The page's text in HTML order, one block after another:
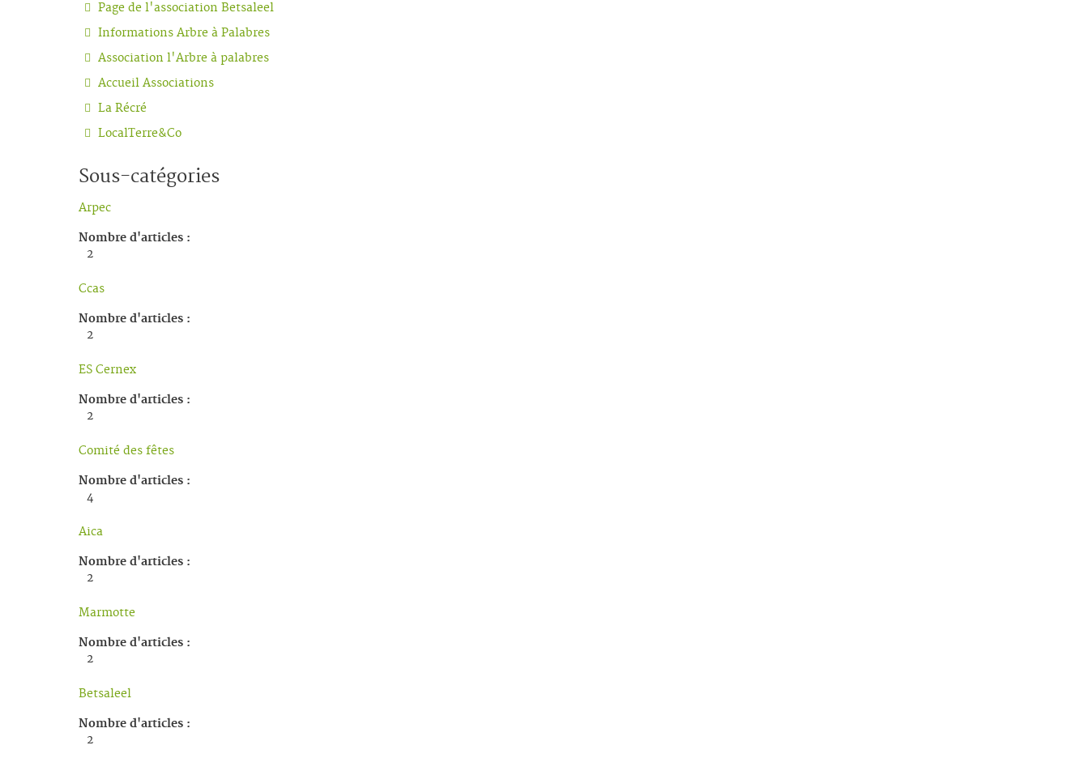
Page de l'association Betsaleel
Informations Arbre à Palabres
Association l'Arbre à palabres
Accueil Associations
La Récré
LocalTerre&Co
Sous-catégories
Arpec
Nombre d'articles :
2
Ccas
Nombre d'articles :
2
ES Cernex
Nombre d'articles :
2
Comité des fêtes
Nombre d'articles :
4
Aica
Nombre d'articles :
2
Marmotte
Nombre d'articles :
2
Betsaleel
Nombre d'articles :
2